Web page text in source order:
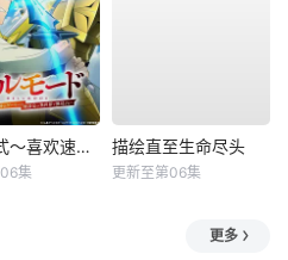
地狱模式～喜欢速通游戏的玩家在废设定异世界无双～第2季
集
描绘直至生命尽头
更新至第06集
更多